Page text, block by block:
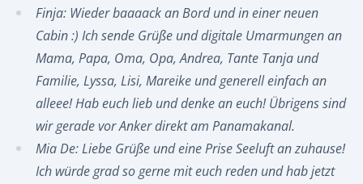
Finja: Wieder baaaack an Bord und in einer neuen
Cabin :) Ich sende Grüße und digitale Umarmungen an
Mama, Papa, Oma, Opa, Andrea, Tante Tanja und
Familie, Lyssa, Lisi, Mareike und generell einfach an
alleee! Hab euch lieb und denke an euch! Übrigens sind
wir gerade vor Anker direkt am Panamakanal.
Mia De: Liebe Grüße und eine Prise Seeluft an zuhause!
Ich würde grad so gerne mit euch reden und hab jetzt